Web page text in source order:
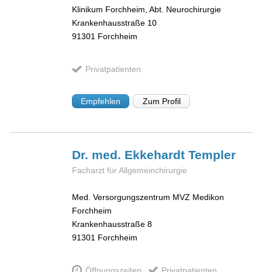
Klinikum Forchheim, Abt. Neurochirurgie
Krankenhausstraße 10
91301 Forchheim
Privatpatienten
Empfehlen Zum Profil
Dr. med. EkkehardtTempler
Facharzt für Allgemeinchirurgie
Med. Versorgungszentrum MVZ Medikon
Forchheim
Krankenhausstraße 8
91301 Forchheim